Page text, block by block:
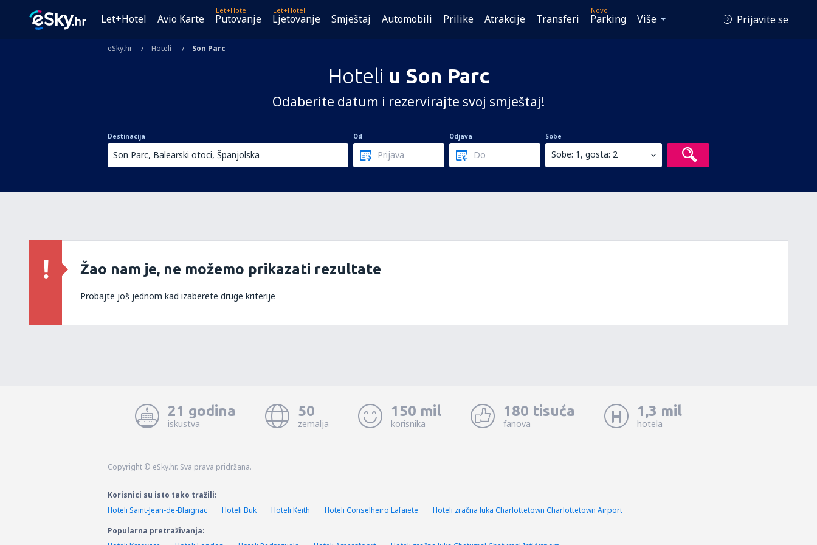
Let+Hotel Avio Karte
Let+Hotel
Putovanje
Let+Hotel
Ljetovanje Smještaj Automobili Prilike Atrakcije Transferi
Novo
Parking Više Prijavite se
eSky.hr Hoteli Son Parc
Hoteli u Son Parc
Odaberite datum i rezervirajte svoj smještaj!
Destinacija Od Odjava Sobe
Sobe: 1, gosta: 2
Žao nam je, ne možemo prikazati rezultate
Probajte još jednom kad izaberete druge kriterije
21 godina
iskustva
50
zemalja
150 mil
korisnika
180 tisuća
fanova
1,3 mil
hotela
Copyright © eSky.hr. Sva prava pridržana.
Korisnici su isto tako tražili:
Hoteli Saint-Jean-de-Blaignac
Hoteli Buk Hoteli Keith Hoteli Conselheiro Lafaiete
Hoteli zračna luka Charlottetown Charlottetown Airport
Popularna pretraživanja: